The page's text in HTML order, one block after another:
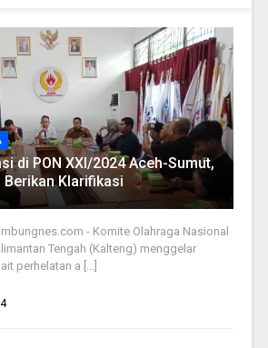
di PON XXI/2024 Aceh-Sumut,
Berikan Klarifikasi
- Komite Olahraga Nasional
Tengah (Kalteng) menggelar
perhelatan a [...]